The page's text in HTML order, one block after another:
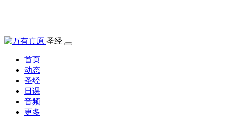
圣经
首页
动态
圣经
日课
音频
更多